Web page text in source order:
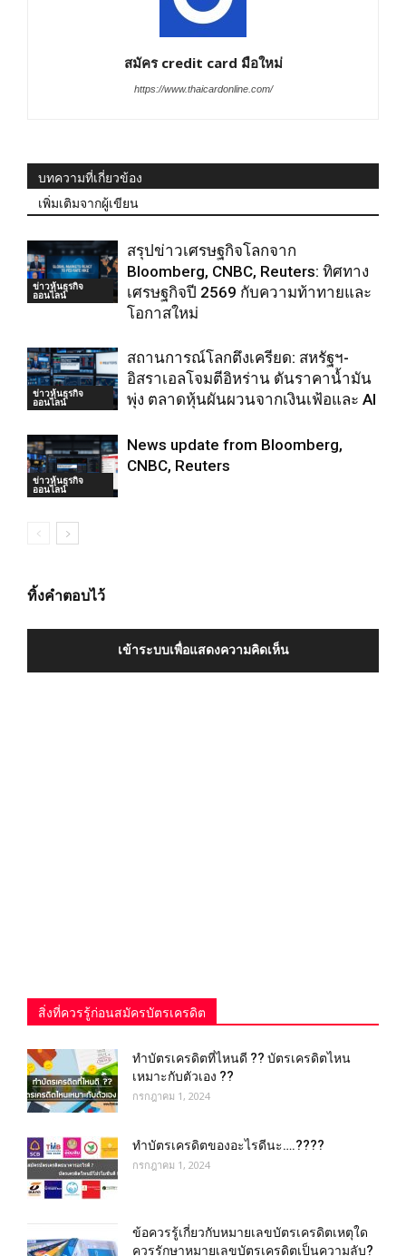
สมัคร credit card มือใหม่
https://www.thaicardonline.com/
บทความที่เกี่ยวข้อง
เพิ่มเติมจากผู้เขียน
ข่าวหุ้นธุรกิจ
ออนไลน์
สรุปข่าวเศรษฐกิจโลกจาก
Bloomberg, CNBC, Reuters: ทิศทาง
เศรษฐกิจปี 2569 กับความท้าทายและ
โอกาสใหม่
ข่าวหุ้นธุรกิจ
ออนไลน์
สถานการณ์โลกตึงเครียด: สหรัฐฯ-
อิสราเอลโจมตีอิหร่าน ดันราคาน้ำมัน
พุ่ง ตลาดหุ้นผันผวนจากเงินเฟ้อและ AI
ข่าวหุ้นธุรกิจ
ออนไลน์
News update from Bloomberg,
CNBC, Reuters
ทิ้งคำตอบไว้
เข้าระบบเพื่อแสดงความคิดเห็น
สิ่งที่ควรรู้ก่อนสมัครบัตรเครดิต
ทำบัตรเครดิตที่ไหนดี ?? บัตรเครดิตไหน
เหมาะกับตัวเอง ??
กรกฎาคม 1, 2024
ทําบัตรเครดิตของอะไรดีนะ….????
กรกฎาคม 1, 2024
ข้อควรรู้เกี่ยวกับหมายเลขบัตรเครดิตเหตุใด
ควรรักษาหมายเลขบัตรเครดิตเป็นความลับ?